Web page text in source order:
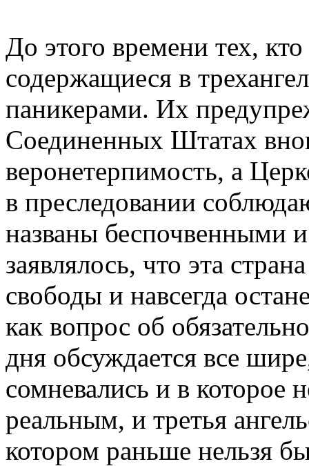
До этого времени тех,
содержащиеся в
паникерами. Их
Соединенных Штатах
веронетерпимость, а
в преследовании
названы беспочвенными
заявлялось, что эта
свободы и навсегда
как вопрос об
дня обсуждается все
сомневались и в которое
реальным, и третья
котором раньше нельзя